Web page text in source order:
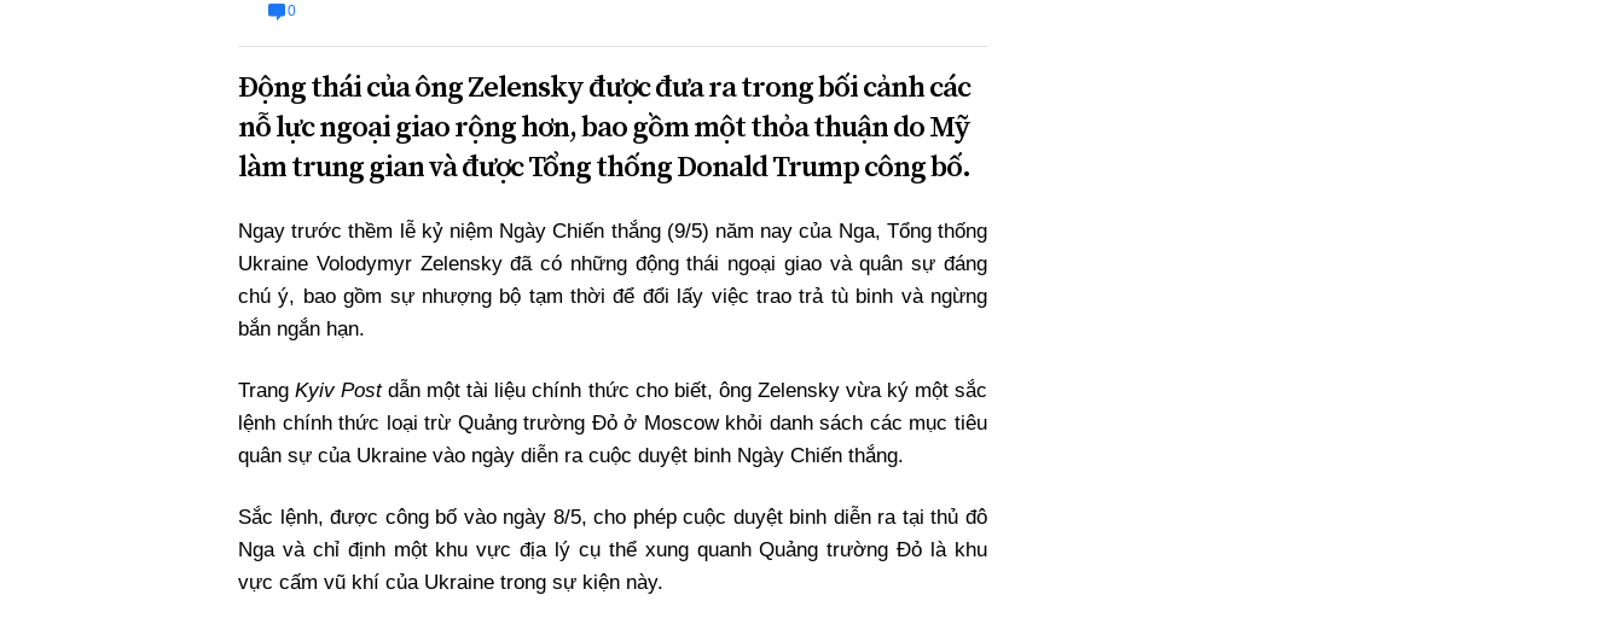
ĐA CHIỀU
Quan điểm
Bạn đọc viết
INFOCUS
0
Động thái của ông Zelensky được đưa ra trong bối cảnh các
nỗ lực ngoại giao rộng hơn, bao gồm một thỏa thuận do Mỹ
làm trung gian và được Tổng thống Donald Trump công bố.
Ngay trước thềm lễ kỷ niệm Ngày Chiến thắng (9/5) năm nay của Nga, Tổng thống
Ukraine Volodymyr Zelensky đã có những động thái ngoại giao và quân sự đáng
chú ý, bao gồm sự nhượng bộ tạm thời để đổi lấy việc trao trả tù binh và ngừng
bắn ngắn hạn.
TrangKyiv Postdẫn một tài liệu chính thức cho biết, ông Zelensky vừa ký một sắc
lệnh chính thức loại trừ Quảng trường Đỏ ở Moscow khỏi danh sách các mục tiêu
quân sự của Ukraine vào ngày diễn ra cuộc duyệt binh Ngày Chiến thắng.
Sắc lệnh, được công bố vào ngày 8/5, cho phép cuộc duyệt binh diễn ra tại thủ đô
Nga và chỉ định một khu vực địa lý cụ thể xung quanh Quảng trường Đỏ là khu
vực cấm vũ khí của Ukraine trong sự kiện này.